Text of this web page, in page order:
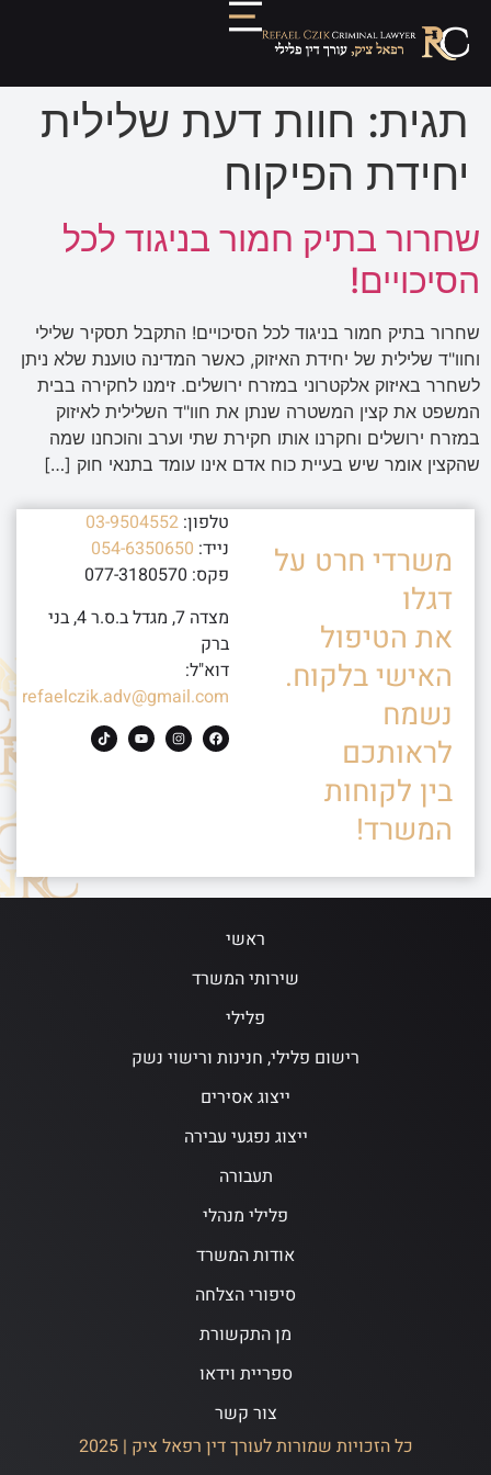
תגית: חוות דעת שלילית
יחידת הפיקוח
שחרור בתיק חמור בניגוד לכל
הסיכויים!
שחרור בתיק חמור בניגוד לכל הסיכויים! התקבל תסקיר שלילי
וחוו"ד שלילית של יחידת האיזוק, כאשר המדינה טוענת שלא ניתן
לשחרר באיזוק אלקטרוני במזרח ירושלים. זימנו לחקירה בבית
המשפט את קצין המשטרה שנתן את חוו"ד השלילית לאיזוק
במזרח ירושלים וחקרנו אותו חקירת שתי וערב והוכחנו שמה
שהקצין אומר שיש בעיית כוח אדם אינו עומד בתנאי חוק […]
משרדי חרט על
דגלו
את הטיפול
האישי בלקוח.
נשמח
לראותכם
בין לקוחות
המשרד!
טלפון: 03-9504552
נייד: 054-6350650
פקס: 077-3180570
מצדה 7, מגדל ב.ס.ר 4, בני
ברק
דוא"ל:
refaelczik.adv@gmail.com
ראשי
שירותי המשרד
פלילי
רישום פלילי, חנינות ורישוי נשק
ייצוג אסירים
ייצוג נפגעי עבירה
תעבורה
פלילי מנהלי
אודות המשרד
סיפורי הצלחה
מן התקשורת
ספריית וידאו
צור קשר
כל הזכויות שמורות לעורך דין רפאל ציק | 2025